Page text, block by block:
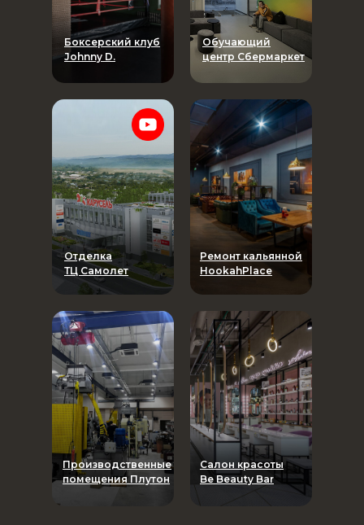
Ремонт кальянной
HookahPlace
Салон красоты
Be Beauty Bar
Производственные
помещения Плутон
Обучающий
центр Сбермаркет
Отделка
ТЦ Самолет
Боксерский клуб
Johnny D.